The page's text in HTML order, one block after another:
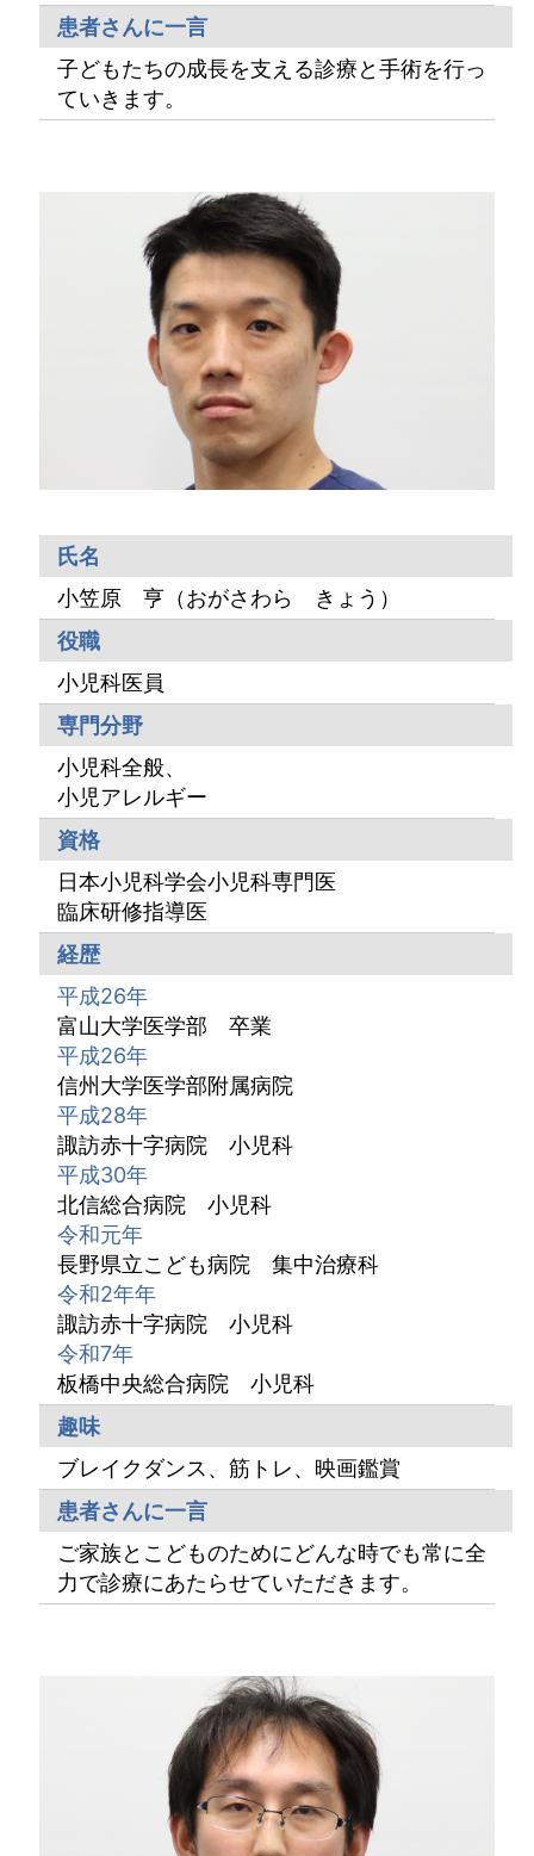
患者さんに一言
子どもたちの成長を支える診療と手術を行っ
ていきます。
氏名
小笠原 亨（おがさわら きょう）
役職
小児科医員
専門分野
小児科全般、
小児アレルギー
資格
日本小児科学会小児科専門医
臨床研修指導医
経歴
平成26年
富山大学医学部 卒業
平成26年
信州大学医学部附属病院
平成28年
諏訪赤十字病院 小児科
平成30年
北信総合病院 小児科
令和元年
長野県立こども病院 集中治療科
令和2年年
諏訪赤十字病院 小児科
令和7年
板橋中央総合病院 小児科
趣味
ブレイクダンス、筋トレ、映画鑑賞
患者さんに一言
ご家族とこどものためにどんな時でも常に全
力で診療にあたらせていただきます。